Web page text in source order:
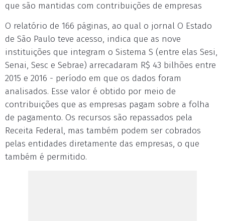
que são mantidas com contribuições de empresas
O relatório de 166 páginas, ao qual o jornal O Estado
de São Paulo teve acesso, indica que as nove
instituições que integram o Sistema S (entre elas Sesi,
Senai, Sesc e Sebrae) arrecadaram R$ 43 bilhões entre
2015 e 2016 - período em que os dados foram
analisados. Esse valor é obtido por meio de
contribuições que as empresas pagam sobre a folha
de pagamento. Os recursos são repassados pela
Receita Federal, mas também podem ser cobrados
pelas entidades diretamente das empresas, o que
também é permitido.